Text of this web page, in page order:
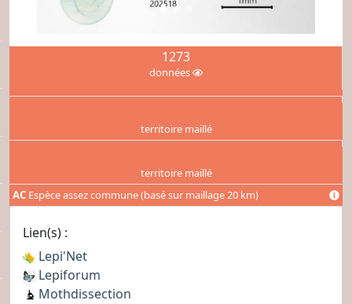
1273
données
territoire maillé
territoire maillé
AC Espèce assez commune (basé sur maillage 20 km)
Lien(s) :
Lepi'Net
Lepiforum
Mothdissection